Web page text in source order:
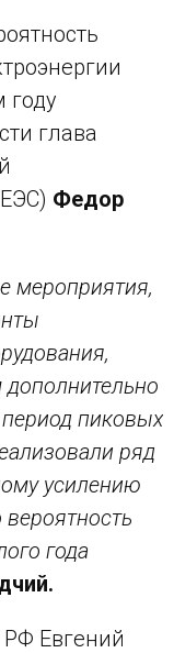
году
глава
Федор
мероприятия,
пиковых
ряд
усилению
года
Евгений